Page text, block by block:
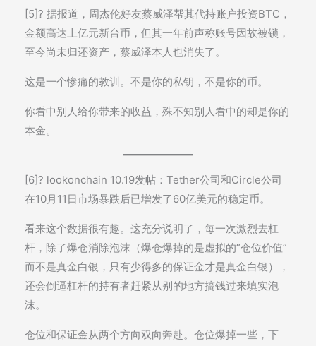
[5]? 据报道，周杰伦好友蔡威泽帮其代持账户投资BTC，
金额高达上亿元新台币，但其一年前声称账号因故被锁，
至今尚未归还资产，蔡威泽本人也消失了。
这是一个惨痛的教训。不是你的私钥，不是你的币。
你看中别人给你带来的收益，殊不知别人看中的却是你的
本金。
[6]? lookonchain 10.19发帖：Tether公司和Circle公司
在10月11日市场暴跌后已增发了60亿美元的稳定币。
看来这个数据很有趣。这充分说明了，每一次激烈去杠
杆，除了爆仓消除泡沫（爆仓爆掉的是虚拟的“仓位价值”
而不是真金白银，只有少得多的保证金才是真金白银），
还会倒逼杠杆的持有者赶紧从别的地方搞钱过来填实泡
沫。
仓位和保证金从两个方向双向奔赴。仓位爆掉一些，下